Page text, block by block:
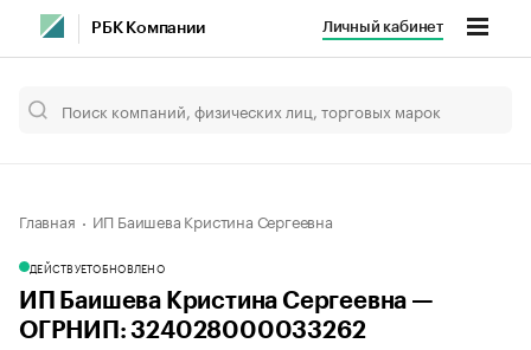
РБК Компании Личный кабинет
Главная ИП Баишева Кристина Сергеевна
ДЕЙСТВУЕТОБНОВЛЕНО
ИП Баишева Кристина Сергеевна —
ОГРНИП: 324028000033262